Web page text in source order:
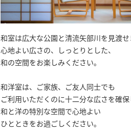
和室は広大な公園と清流矢部川を見渡せ
心地よい広さの、しっとりとした、
和の空間をお楽しみください。
和洋室は、ご家族、ご友人同士でも
ご利用いただくのに十二分な広さを確保
和と洋の特別な空間で心地よい
ひとときをお過ごしください。